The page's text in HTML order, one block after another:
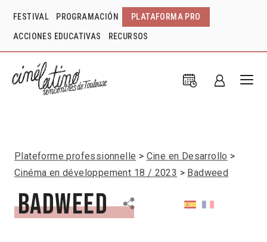
FESTIVAL PROGRAMACIÓN PLATAFORMA PRO
ACCIONES EDUCATIVAS RECURSOS
Plateforme professionnelle
Cine en Desarrollo
Cinéma en développement 18 / 2023
Badweed
Badweed